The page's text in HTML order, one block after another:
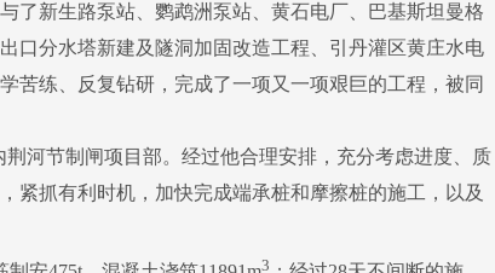
了新生路泵站、鹦鹉洲泵站、黄石电厂、巴基斯坦曼格
口分水塔新建及隧洞加固改造工程、引丹灌区黄庄水电
苦练、反复钻研，完成了一项又一项艰巨的工程，被同
河节制闸项目部。经过他合理安排，充分考虑进度、质
紧抓有利时机，加快完成端承桩和摩擦桩的施工，以及
3